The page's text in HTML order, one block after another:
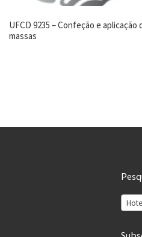
UFCD 9235 – Confeção e aplicação
massas